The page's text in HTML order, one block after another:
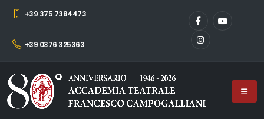
+39 375 7384473
+39 0376 325363